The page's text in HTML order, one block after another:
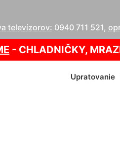
televízorov: 0940 711 521,
- CHLADNIČKY,
Upratovanie